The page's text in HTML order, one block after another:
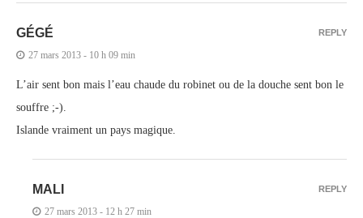
GÉGÉ
27 mars 2013 - 10 h 09 min
L’air sent bon mais l’eau chaude du robinet ou de la douche sent bon le
souffre ;-).
Islande vraiment un pays magique.
REPLY
MALI
27 mars 2013 - 12 h 27 min
REPLY